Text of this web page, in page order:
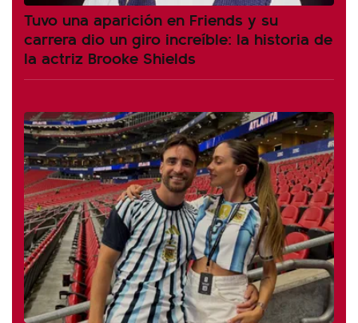
Tuvo una aparición en Friends y su
carrera dio un giro increíble: la historia de
la actriz Brooke Shields